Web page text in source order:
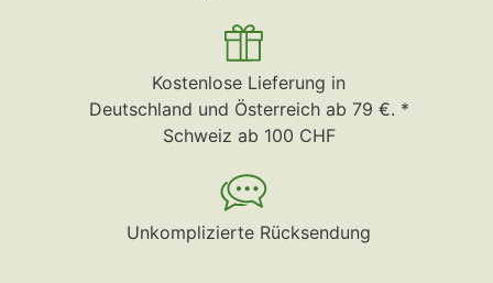
Kostenlose Lieferung in
Deutschland und Österreich ab 79 €. *
Schweiz ab 100 CHF
Unkomplizierte Rücksendung